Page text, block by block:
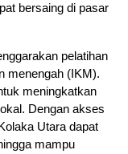
bersaing di pasar
pelatihan
menengah (IKM).
meningkatkan
Dengan akses
Utara dapat
mampu